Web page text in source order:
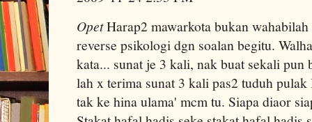
OpetHarap2 mawarkota bukan
reverse psikologi dgn soalan begitu.
kata... sunat je 3 kali, nak buat sekali
lah x terima sunat 3 kali pas2 tuduh
tak ke hina ulama' mcm tu. Siapa diaor